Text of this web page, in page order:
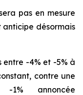
pas en mesure
anticipe désormais
entre -4% et -5% à
contre une
1% annoncée